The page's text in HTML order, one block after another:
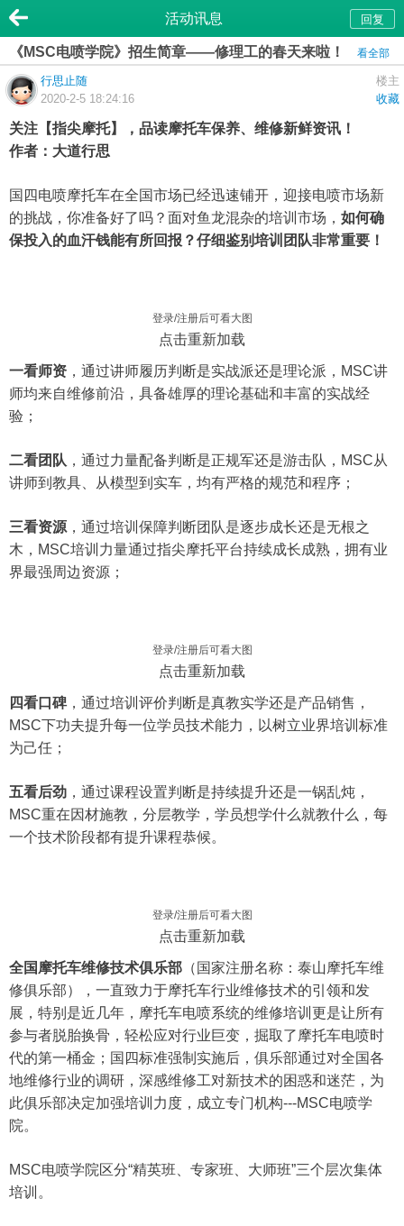
回复
活动讯息
《MSC电喷学院》招生简章——修理工的春天来啦！ 看全部
楼主
行思止随
收藏
2020-2-5 18:24:16
关注【指尖摩托】，品读摩托车保养、维修新鲜资讯！
作者：大道行思
国四电喷摩托车在全国市场已经迅速铺开，迎接电喷市场新
的挑战，你准备好了吗？面对鱼龙混杂的培训市场， 如何确
保投入的血汗钱能有所回报？仔细鉴别培训团队非常重要！
登录/注册后可看大图
点击重新加载
一看师资 ，通过讲师履历判断是实战派还是理论派，MSC讲
师均来自维修前沿，具备雄厚的理论基础和丰富的实战经
验；
二看团队 ，通过力量配备判断是正规军还是游击队，MSC从
讲师到教具、从模型到实车，均有严格的规范和程序；
三看资源 ，通过培训保障判断团队是逐步成长还是无根之
木，MSC培训力量通过指尖摩托平台持续成长成熟，拥有业
界最强周边资源；
登录/注册后可看大图
点击重新加载
四看口碑，通过培训评价判断是真教实学还是产品销售，
MSC下功夫提升每一位学员技术能力，以树立业界培训标准
为己任；
五看后劲 ，通过课程设置判断是持续提升还是一锅乱炖，
MSC重在因材施教，分层教学，学员想学什么就教什么，每
一个技术阶段都有提升课程恭候。
登录/注册后可看大图
点击重新加载
全国摩托车维修技术俱乐部 （国家注册名称：泰山摩托车维
修俱乐部），一直致力于摩托车行业维修技术的引领和发
展，特别是近几年，摩托车电喷系统的维修培训更是让所有
参与者脱胎换骨，轻松应对行业巨变，掘取了摩托车电喷时
代的第一桶金；国四标准强制实施后，俱乐部通过对全国各
地维修行业的调研，深感维修工对新技术的困惑和迷茫，为
此俱乐部决定加强培训力度，成立专门机构---MSC电喷学
院。
MSC电喷学院区分“精英班、专家班、大师班”三个层次集体
培训。